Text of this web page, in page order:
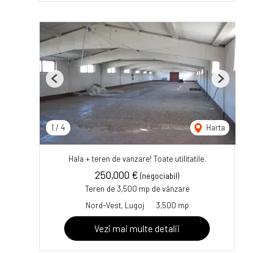
1 / 4 Harta
Previous Next
Hala + teren de vanzare! Toate utilitatile.
250,000 € (negociabil)
Teren de 3,500 mp de vânzare
Nord-Vest, Lugoj
3,500 mp
Vezi mai multe detalii